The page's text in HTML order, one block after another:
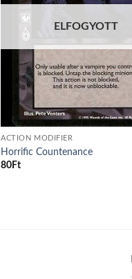
ELFOGYOTT
ACTION MODIFIER
Horrific Countenance
80 Ft